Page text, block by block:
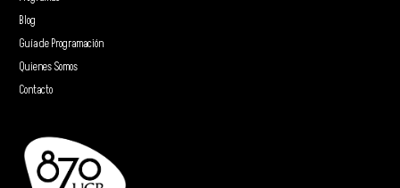
Blog
Guía de Programación
Quienes Somos
Contacto